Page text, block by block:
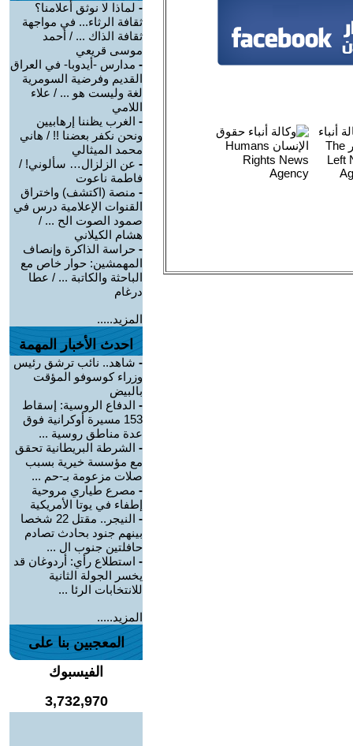
- لماذا لا نوثق أعلامنا؟
ثقافة الرثاء... في مواجهة
ثقافة الذاك ... / أحمد
موسى قريعي
- مدارس -أيدوبا- في العراق
القديم وفرضية السومرية
لغة وليست هو ... / علاء
اللامي
- الغرب يظننا إرهابيين
ونحن نكفر بعضنا !! / هاني
محمد الميثالي
- عن الزلزال… سألوني! /
فاطمة ناعوت
- منصة (اكتشف) واختراق
القنوات الإعلامية درس في
صمود الصوت الح ... /
هشام الكيلاني
- حراسة الذاكرة وإنصاف
المهمشين: حوار خاص مع
الباحثة والكاتبة ... / عطا
درغام
المزيد.....
احدث الأخبار المهمة
- شاهد.. نائب ترشق رئيس
وزراء كوسوفو المؤقت
بالبيض
- الدفاع الروسية: إسقاط
153 مسيرة أوكرانية فوق
عدة مناطق روسية ...
- الشرطة البريطانية تحقق
مع مؤسسة خيرية بسبب
صلات مزعومة بـ-حم ...
- مصرع طياري مروحية
إطفاء في يوتا الأمريكية
-
النيجر.. مقتل 22 شخصا
بينهم جنود بحادث تصادم
حافلتين جنوب ال ...
- استطلاع رأي: أردوغان قد
يخسر الجولة الثانية
للانتخابات الرئا ...
المزيد.....
المعجبين بنا على
الفيسبوك
3,732,970